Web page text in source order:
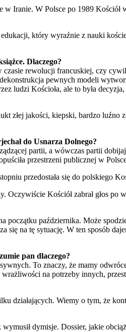
Iranie. W Polsce po 1989 Kościół
który wyraźnie z nauki
Dlaczego?
rewolucji francuskiej, czy
pewnych modeli
ludzi Kościoła, ale to była
złej jakości, kiepski, bardzo luźno
do Usnarza Dolnego?
partii, a wówczas partii
przestrzeni publicznej w
przedostała się do polskiego
Oczywiście Kościół zabrał głos
początku października. Może
się na tę sytuację. W ten sposób
pan dlaczego?
To znaczy, że mamy
wrażliwości na potrzeby innych,
działających. Wiemy o tym, że
dymisje. Dossier, jakie